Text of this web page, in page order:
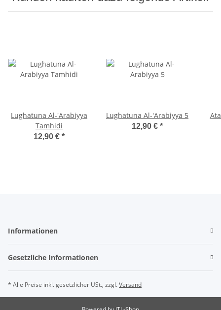
Lughatuna Al-'Arabiyya
Tamhidi
12,90 € *
Lughatuna Al-'Arabiyya 5
12,90 € *
Informationen
Gesetzliche Informationen
* Alle Preise inkl. gesetzlicher USt., zzgl.Versand